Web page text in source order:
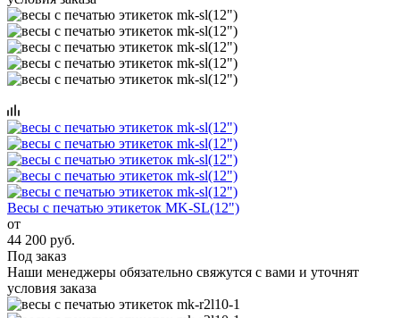
Весы с печатью этикеток MK-SL(12")
от
44 200 руб.
Под заказ
Наши менеджеры обязательно свяжутся с вами и уточнят
условия заказа